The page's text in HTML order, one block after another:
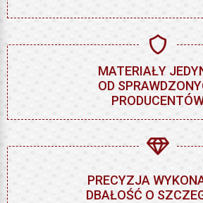
MATERIAŁY
OD
PRECYZJA
DBAŁOŚĆ O